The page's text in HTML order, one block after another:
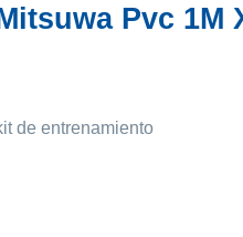
Pvc 1M
de entrenamiento